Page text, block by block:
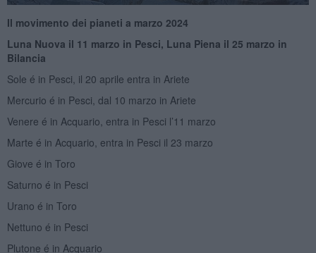
Il movimento dei pianeti a marzo 2024
Luna Nuova il 11 marzo in Pesci, Luna Piena il 25 marzo in
Bilancia
Sole é in Pesci, il 20 aprile entra in Ariete
Mercurio é in Pesci, dal 10 marzo in Ariete
Venere é in Acquario, entra in Pesci l’11 marzo
Marte é in Acquario, entra in Pesci il 23 marzo
Giove é in Toro
Saturno é in Pesci
Urano é in Toro
Nettuno é in Pesci
Plutone é in Acquario